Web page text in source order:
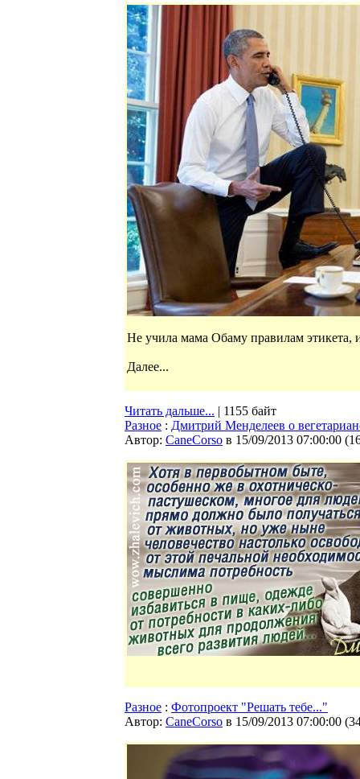
Не учила мама Обаму правилам этикета,
Далее...
Читать дальше... | 1155 байт
Разное : Дмитрий Менделеев о
Автор: CaneCorso в 15/09/2013 07:00:00 (
Разное : Фотопроект "Решать тебе..."
Автор: CaneCorso в 15/09/2013 07:00:00 (